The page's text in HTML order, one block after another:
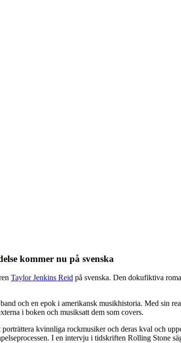
kommer nu på svenska
Taylor Jenkins Reid på svenska. Den dokufiktiva
och en epok i amerikansk musikhistoria. Med sin
i boken och musiksatt dem som covers.
kvinnliga rockmusiker och deras kval och
I en intervju i tidskriften Rolling Stone